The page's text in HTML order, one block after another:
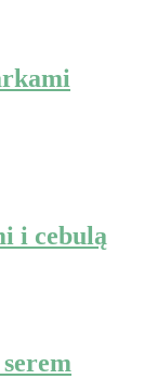
i cebulą